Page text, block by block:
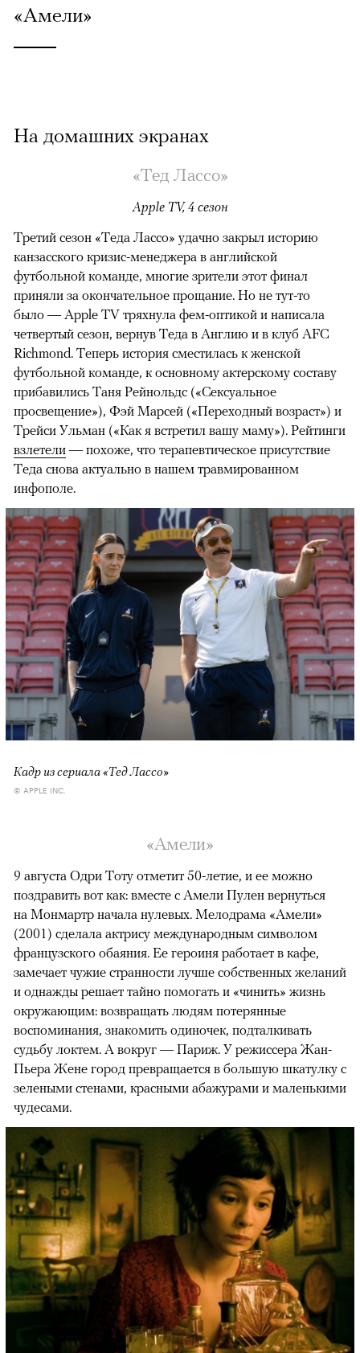
«Амели»
На домашних экранах
«Тед Лассо»
Apple TV, 4 сезон
00:00 / 00:00
Третий сезон «Теда Лассо» удачно закрыл историю
канзасского кризис-менеджера в английской
футбольной команде, многие зрители этот финал
приняли за окончательное прощание. Но не тут-то
было — Apple TV тряхнула фем-оптикой и написала
четвертый сезон, вернув Теда в Англию и в клуб AFC
Richmond. Теперь история сместилась к женской
футбольной команде, к основному актерскому составу
прибавились Таня Рейнольдс («Сексуальное
просвещение»), Фэй Марсей («Переходный возраст») и
Трейси Ульман («Как я встретил вашу маму»). Рейтинги
взлетели — похоже, что терапевтическое присутствие
Теда снова актуально в нашем травмированном
инфополе.
Кадр из сериала «Тед Лассо»
© APPLE INC.
«Амели»
9 августа Одри Тоту отметит 50-летие, и ее можно
поздравить вот как: вместе с Амели Пулен вернуться
на Монмартр начала нулевых. Мелодрама «Амели»
(2001) сделала актрису международным символом
французского обаяния. Ее героиня работает в кафе,
замечает чужие странности лучше собственных желаний
и однажды решает тайно помогать и «чинить» жизнь
окружающим: возвращать людям потерянные
воспоминания, знакомить одиночек, подталкивать
судьбу локтем. А вокруг — Париж. У режиссера Жан-
Пьера Жене город превращается в большую шкатулку с
зелеными стенами, красными абажурами и маленькими
чудесами.